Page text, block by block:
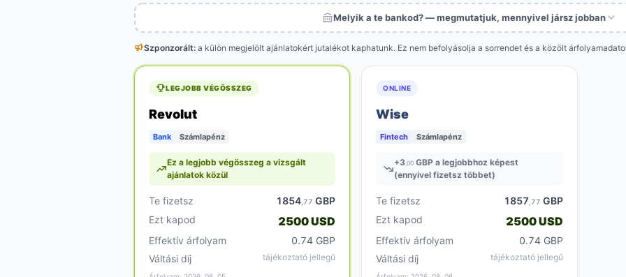
Melyik a te bankod? — megmutatjuk, mennyivel jársz jobban
Szponzorált: a külön megjelölt ajánlatokért jutalékot kaphatunk. Ez nem befolyásolja a sorrendet és a közölt
LEGJOBB VÉGÖSSZEG
Revolut
Bank Számlapénz
Ez a legjobb végösszeg a vizsgált
ajánlatok közül
Te fizetsz 1854 ,77 GBP
Ezt kapod
2500 USD
Effektív árfolyam
0.74 GBP
Váltási díj
tájékoztató jellegű
ONLINE
Wise
Fintech Számlapénz
+3 ,00 GBP a legjobbhoz képest
(ennyivel fizetsz többet)
Te fizetsz 1857 ,77 GBP
Ezt kapod
2500 USD
Effektív árfolyam
0.74 GBP
Váltási díj
tájékoztató jellegű